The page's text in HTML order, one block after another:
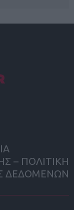
– ΠΟΛΙΤΙΚΗ
ΔΕΔΟΜΕΝΩΝ